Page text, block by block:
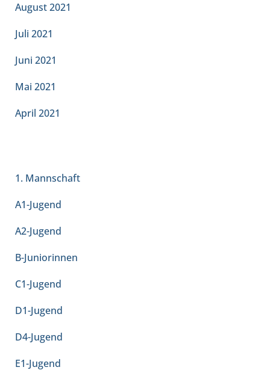
August 2021
Juli 2021
Juni 2021
Mai 2021
April 2021
1. Mannschaft
A1-Jugend
A2-Jugend
B-Juniorinnen
C1-Jugend
D1-Jugend
D4-Jugend
E1-Jugend